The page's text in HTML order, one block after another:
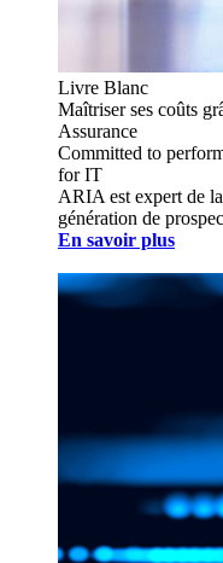
Livre Blanc
Maîtriser ses coûts
Assurance
Committed to
for IT
ARIA est expert de
génération de
En savoir plus